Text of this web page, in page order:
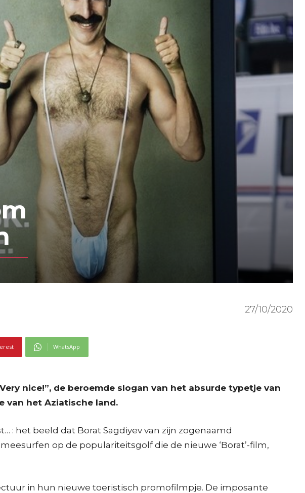
27/10/2020
WhatsApp
nice!”, de beroemde slogan van het absurde typetje van
van het Aziatische land.
het beeld dat Borat Sagdiyev van zijn zogenaamd
op de populariteitsgolf die de nieuwe ‘Borat’-film,
in hun nieuwe toeristisch promofilmpje. De imposante